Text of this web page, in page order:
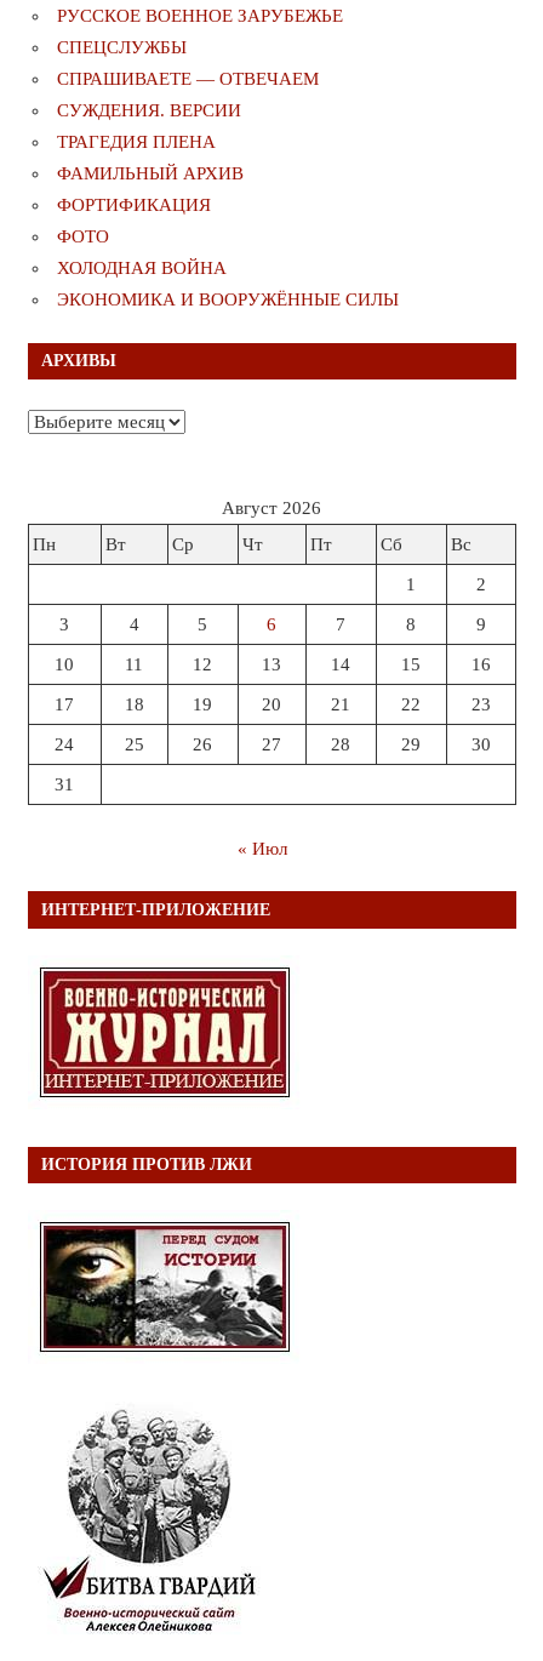
РУССКОЕ ВОЕННОЕ ЗАРУБЕЖЬЕ
СПЕЦСЛУЖБЫ
СПРАШИВАЕТЕ — ОТВЕЧАЕМ
СУЖДЕНИЯ. ВЕРСИИ
ТРАГЕДИЯ ПЛЕНА
ФАМИЛЬНЫЙ АРХИВ
ФОРТИФИКАЦИЯ
ФОТО
ХОЛОДНАЯ ВОЙНА
ЭКОНОМИКА И ВООРУЖЁННЫЕ СИЛЫ
АРХИВЫ
Архивы
Август 2026
Пн
Вт Ср Чт Пт Сб Вс
1 2
3 4 5 6 7 8 9
10 11 12 13 14 15 16
17 18 19 20 21 22 23
24 25 26 27 28 29 30
31
« Июл
ИНТЕРНЕТ-ПРИЛОЖЕНИЕ
ИСТОРИЯ ПРОТИВ ЛЖИ